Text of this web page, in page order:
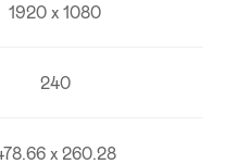
1920 x 1080
240
x 260.28